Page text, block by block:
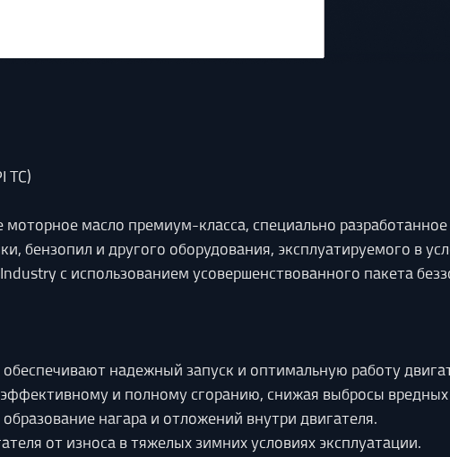
TC)
масло премиум-класса, специально
бензопил и другого оборудования, эксплуатируемого в
с использованием усовершенствованного пакета
надежный запуск и оптимальную работу
и полному сгоранию, снижая выбросы
нагара и отложений внутри двигателя.
от износа в тяжелых зимних условиях эксплуатации.